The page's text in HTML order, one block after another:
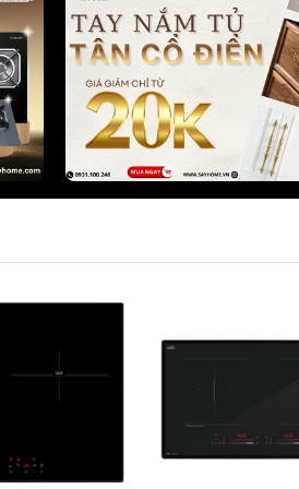
Bếp điện từ KOCHER
Bếp từ đơn công nghiệp
Gia dụng KOCHER
Vòi rửa chén KOCHER